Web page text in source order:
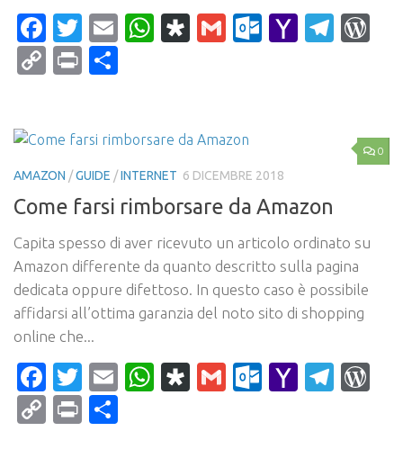
Facebook
Twitter
EmailWhatsApp
Diaspora
Gmail Yahoo
CopyPrint
0
AMAZON /GUIDE /INTERNET 6 DICEMBRE 2018
Come farsi rimborsare da Amazon
Capita spesso di aver ricevuto un articolo ordinato su
Amazon differente da quanto descritto sulla pagina
dedicata oppure difettoso. In questo caso è possibile
affidarsi all’ottima garanzia del noto sito di shopping
online che...
Facebook
Twitter
EmailWhatsApp
Diaspora
Gmail Yahoo
CopyPrint